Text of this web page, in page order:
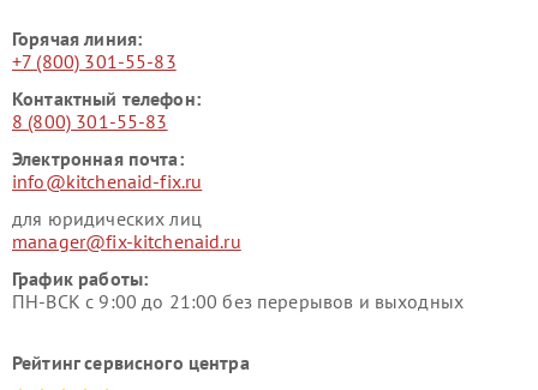
Горячая линия:
+7 (800) 301-55-83
Контактный телефон:
8 (800) 301-55-83
Электронная почта:
info@kitchenaid-fix.ru
для юридических лиц
manager@fix-kitchenaid.ru
График работы:
ПН-ВСК с 9:00 до 21:00 без перерывов и выходных
Рейтинг сервисного центра